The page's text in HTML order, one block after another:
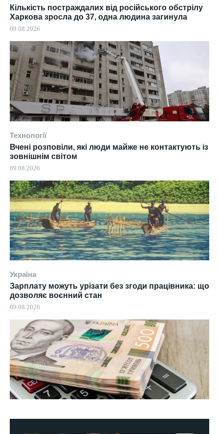
Кількість постраждалих від російського обстрілу
Харкова зросла до 37, одна людина загинула
09.08.2026
Технології
Вчені розповіли, які люди майже не контактують із
зовнішнім світом
09.08.2026
Україна
Зарплату можуть урізати без згоди працівника: що
дозволяє воєнний стан
09.08.2026